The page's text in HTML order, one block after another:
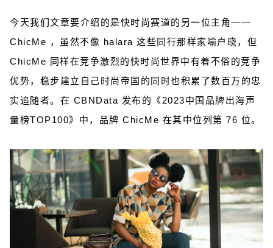
今天我们文章要介绍的是快时尚赛道的另一位主角——
ChicMe ，虽然不像 halara 这些同行那样家喻户晓，但
ChicMe 同样在竞争激烈的快时尚世界中有着不俗的竞争
优势，稳步建立自己时尚帝国的同时也积累了数百万的忠
实追随者。在 CBNData 发布的《2023中国品牌出海声
量榜TOP100》中，品牌 ChicMe 在其中位列第 76 位。